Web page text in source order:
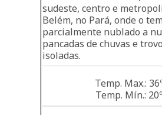
sudeste, centro e
Belém, no Pará, onde o
parcialmente nublado a
pancadas de chuvas e
isoladas.
Temp. Max.:
Temp. Mín.: